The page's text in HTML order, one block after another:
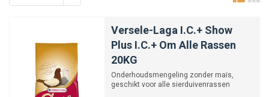
Versele-Laga I.C.+ Show
Plus I.C.+ Om Alle Rassen
20KG
Onderhoudsmengeling zonder maïs,
geschikt voor alle sierduivenrassen